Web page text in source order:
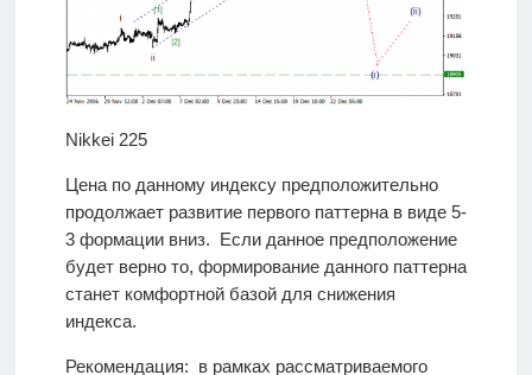
Nikkei 225
Цена по данному индексу предположительно
продолжает развитие первого паттерна в виде 5-
3 формации вниз. Если данное предположение
будет верно то, формирование данного паттерна
станет комфортной базой для снижения
индекса.
Рекомендация: в рамках рассматриваемого